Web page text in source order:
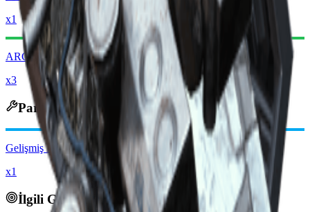
x1
ARC Alaşımı
x3
Parçalanınca Çıkanlar
Gelişmiş Mekanik Bileşenler
x1
İlgili Görevler